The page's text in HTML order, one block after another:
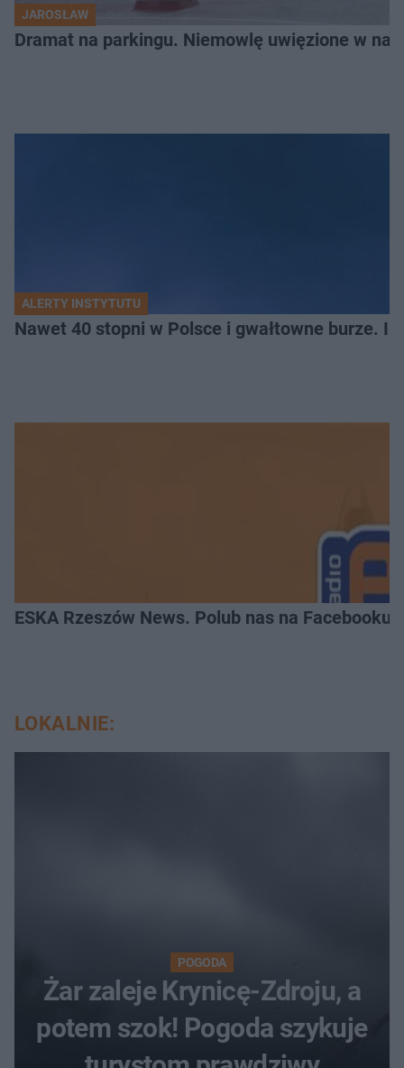
JAROSŁAW
Dramat na parkingu. Niemowlę uwięzione w
ALERTY INSTYTUTU
Nawet 40 stopni w Polsce i gwałtowne burze.
ESKA Rzeszów News. Polub nas na Facebooku!
LOKALNIE:
POGODA
Żar zaleje Krynicę-Zdroju, a
potem szok! Pogoda szykuje